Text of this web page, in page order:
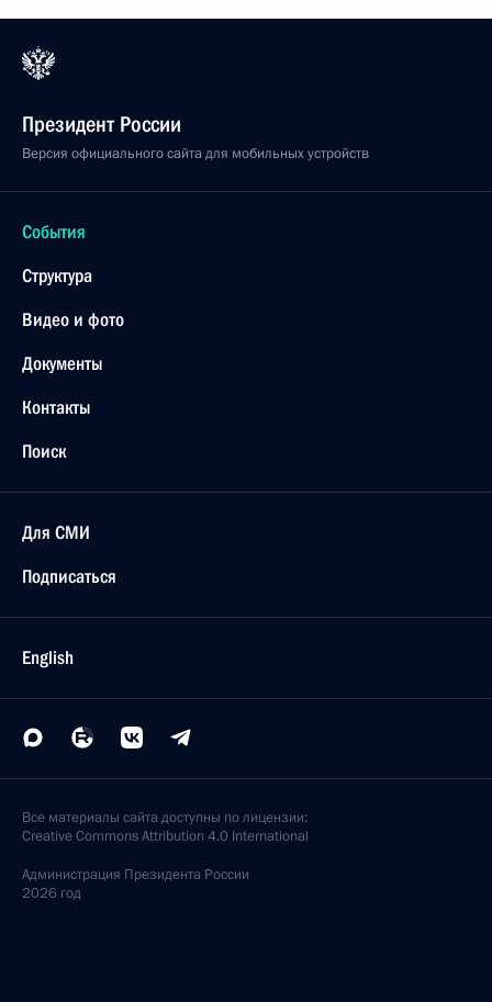
Президент России
Версия официального сайта для мобильных устройств
События
Структура
Видео и фото
Документы
Контакты
Поиск
Для СМИ
Подписаться
English
Все материалы сайта доступны по лицензии:
Creative Commons Attribution 4.0 International
Администрация Президента России
2026 год